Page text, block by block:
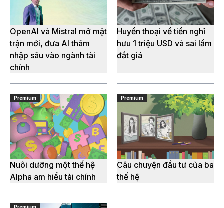
OpenAI và Mistral mở mặt
trận mới, đưa AI thâm
nhập sâu vào ngành tài
chính
Huyền thoại về tiền nghỉ
hưu 1 triệu USD và sai lầm
đắt giá
Premium
Nuôi dưỡng một thế hệ
Alpha am hiểu tài chính
Premium
Câu chuyện đầu tư của ba
thế hệ